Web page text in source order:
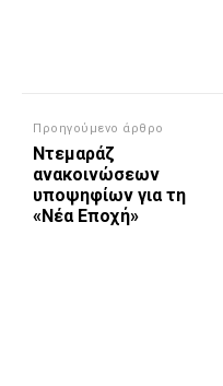
Προηγούμενο άρθρο
Ντεμαράζ
ανακοινώσεων
υποψηφίων για τη
«Νέα Εποχή»